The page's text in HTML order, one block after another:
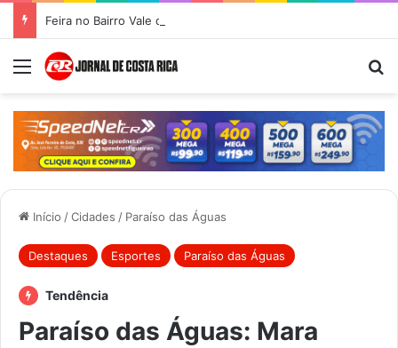
Menu
Início /Cidades / Paraíso das Águas
Destaques Esportes Paraíso das Águas
Tendência
Paraíso das Águas: Mara